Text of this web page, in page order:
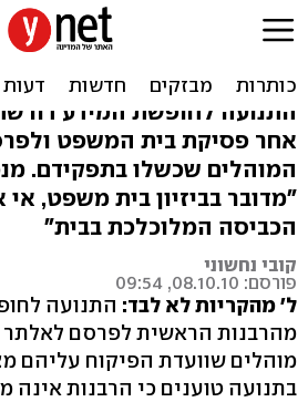
דרישה מהרבנות:
שמות מוהלים
התנועה לחופשת המידע
אחר פסיקת בית המשפט
המוהלים שכשלו בתפקידם.
"מדובר בביזיון בית משפט,
הכביסה המלוכלכת בבית"
קובי נחשוני
פורסם: 08.10.10, 09:54
ל' מהקריות לא לבד: התנועה
מהרבנות הראשית לפרסם
מוהלים שוועדת הפיקוח עליהם
בתנועה טוענים כי הרבנות אינה